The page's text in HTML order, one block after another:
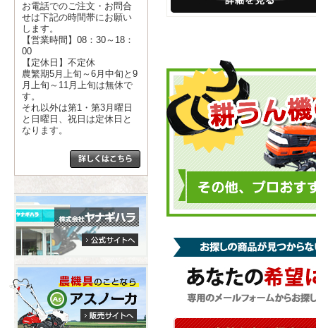
お電話でのご注文・お問合
せは下記の時間帯にお願い
します。
【営業時間】08：30～18：
00
【定休日】不定休
農繁期5月上旬～6月中旬と9
月上旬～11月上旬は無休で
す。
それ以外は第1・第3月曜日
と日曜日、祝日は定休日と
なります。